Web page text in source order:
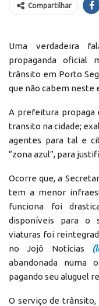
Compartilhar
Uma verdadeira
propaganda oficial
trânsito em Porto
que não cabem neste
A prefeitura propaga
transito na cidade;
agentes para tal e
“zona azul”, para
Ocorre que, a
tem a menor
funciona foi
disponíveis para o
viaturas foi
no Jojô Notícias
abandonada numa
pagando seu aluguel
O serviço de